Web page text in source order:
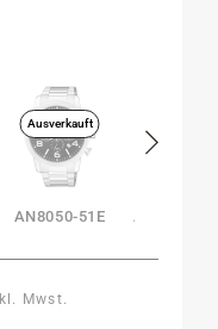
Ausverkauft
AN8050-51E AN8055-
Mwst.